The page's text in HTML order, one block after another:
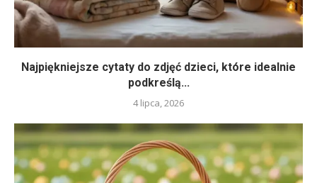
Najpiękniejsze cytaty do zdjęć dzieci, które idealnie
podkreślą...
4 lipca, 2026